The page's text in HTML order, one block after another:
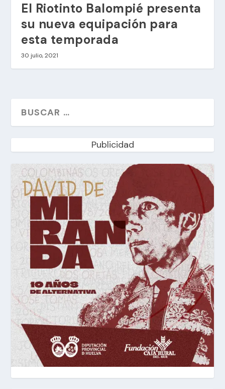
El Riotinto Balompié presenta
su nueva equipación para
esta temporada
30 julio, 2021
Publicidad